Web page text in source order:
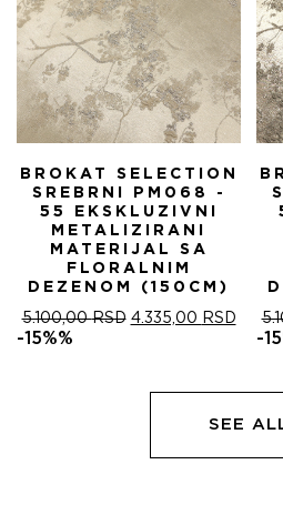
BROKAT SELECTION
SREBRNI PM068 -
55 EKSKLUZIVNI
METALIZIRANI
MATERIJAL SA
FLORALNIM
DEZENOM (150CM)
5.100,00RSD ОРИГИНАЛНА
5.100,00 RSD.
4.335,00 RSD
ЦЕНА
-15%% -
SEE